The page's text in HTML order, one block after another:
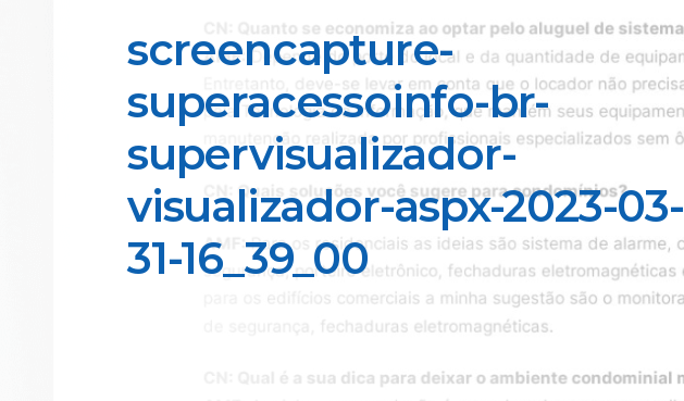
screencapture-
superacessoinfo-br-
supervisualizador-
visualizador-aspx-2023-03-
31-16_39_00